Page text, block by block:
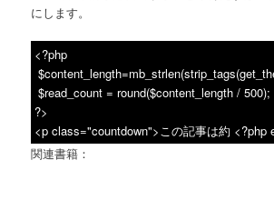
にします。
<?php
$read_count = round($content_length / 500);
?>
<p class="countdown">この記事は約
関連書籍：